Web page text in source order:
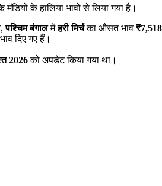
के हालिया भावों से लिया गया है।
पश्चिम बंगालमेंहरी मिर्चका औसत भाव ₹7,518
दिए गए हैं।
2026को अपडेट किया गया था।